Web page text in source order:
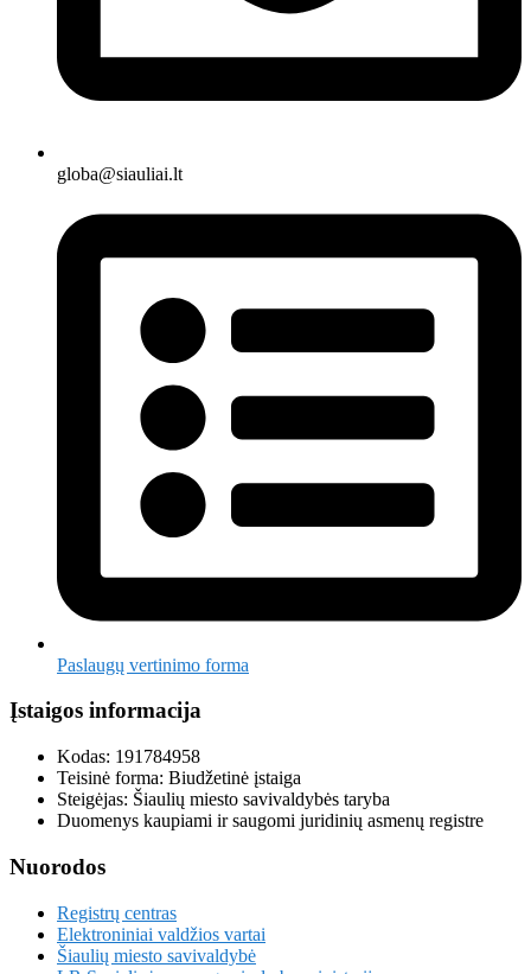
globa@siauliai.lt
Paslaugų vertinimo forma
Įstaigos informacija
Kodas: 191784958
Teisinė forma: Biudžetinė įstaiga
Steigėjas: Šiaulių miesto savivaldybės taryba
Duomenys kaupiami ir saugomi juridinių asmenų registre
Nuorodos
Registrų centras
Elektroniniai valdžios vartai
Šiaulių miesto savivaldybė